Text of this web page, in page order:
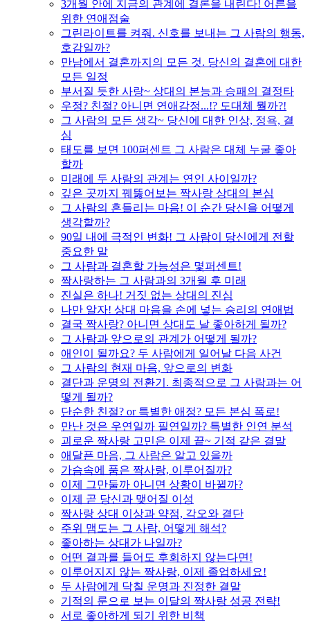
3개월 안에 지금의 관계에 결론을 내린다! 어른을
위한 연애점술
그린라이트를 켜줘. 신호를 보내는 그 사람의 행동,
호감일까?
만남에서 결혼까지의 모든 것. 당신의 결혼에 대한
모든 일정
부서질 듯한 사랑~ 상대의 본능과 승패의 결정타
우정? 친절? 아니면 연애감정...!? 도대체 뭘까?!
그 사람의 모든 생각~ 당신에 대한 인상, 정욕, 결
심
태도를 보면 100퍼센트 그 사람은 대체 누굴 좋아
할까
미래에 두 사람의 관계는 연인 사이일까?
깊은 곳까지 꿰뚫어보는 짝사랑 상대의 본심
그 사람의 흔들리는 마음! 이 순간 당신을 어떻게
생각할까?
90일 내에 극적인 변화! 그 사람이 당신에게 전할
중요한 말
그 사람과 결혼할 가능성은 몇퍼센트!
짝사랑하는 그 사람과의 3개월 후 미래
진실은 하나! 거짓 없는 상대의 진심
나만 알자! 상대 마음을 손에 넣는 승리의 연애법
결국 짝사랑? 아니면 상대도 날 좋아하게 될까?
그 사람과 앞으로의 관계가 어떻게 될까?
애인이 될까요? 두 사람에게 일어날 다음 사건
그 사람의 현재 마음, 앞으로의 변화
결단과 운명의 전환기. 최종적으로 그 사람과는 어
떻게 될까?
단순한 친절? or 특별한 애정? 모든 본심 폭로!
만난 것은 우연일까 필연일까? 특별한 인연 분석
괴로운 짝사랑 고민은 이제 끝~ 기적 같은 결말
애달픈 마음, 그 사람은 알고 있을까
가슴속에 품은 짝사랑, 이루어질까?
이제 그만둘까 아니면 상황이 바뀔까?
이제 곧 당신과 맺어질 이성
짝사랑 상대 이상과 약점, 각오와 결단
주위 맴도는 그 사람, 어떻게 해석?
좋아하는 상대가 나일까?
어떤 결과를 들어도 후회하지 않는다면!
이루어지지 않는 짝사랑, 이제 졸업하세요!
두 사람에게 닥칠 운명과 진정한 결말
기적의 룬으로 보는 이달의 짝사랑 성공 전략!
서로 좋아하게 되기 위한 비책